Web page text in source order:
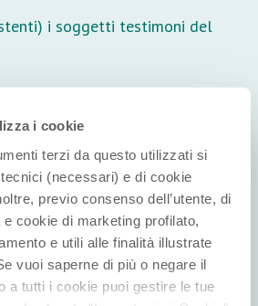
i cookie
terzi da questo utilizzati si
(necessari) e di cookie
previo consenso dell’utente, di
cookie di marketing profilato,
e utili alle finalità illustrate
vuoi saperne di più o negare il
a tutti i cookie puoi gestire le tue
i soggetti testimoni del
alla segnalazione. La
è stata elaborata ai sensi
(UE) 2016/679 “relativo
persone fisiche con riguardo al
personali, nonché alla libera
(GDPR) e del D.Lgs.
come modificato dal D.Lgs.